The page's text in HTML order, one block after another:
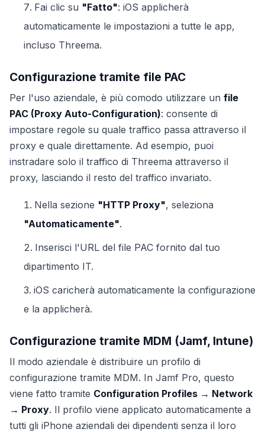
Fai clic su "Fatto": iOS applicherà
automaticamente le impostazioni a tutte le app,
incluso Threema.
Configurazione tramite file PAC
Per l'uso aziendale, è più comodo utilizzare un file
PAC (Proxy Auto-Configuration): consente di
impostare regole su quale traffico passa attraverso il
proxy e quale direttamente. Ad esempio, puoi
instradare solo il traffico di Threema attraverso il
proxy, lasciando il resto del traffico invariato.
Nella sezione "HTTP Proxy", seleziona
"Automaticamente".
Inserisci l'URL del file PAC fornito dal tuo
dipartimento IT.
iOS caricherà automaticamente la configurazione
e la applicherà.
Configurazione tramite MDM (Jamf, Intune)
Il modo aziendale è distribuire un profilo di
configurazione tramite MDM. In Jamf Pro, questo
viene fatto tramite Configuration Profiles → Network
→ Proxy. Il profilo viene applicato automaticamente a
tutti gli iPhone aziendali dei dipendenti senza il loro